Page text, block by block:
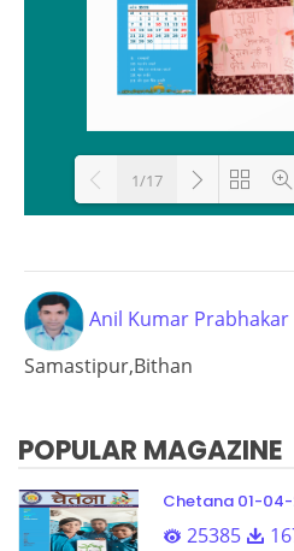
1/17
Anil Kumar Prabhakar
Samastipur,Bithan
POPULAR MAGAZINE
Chetana 01-
25385